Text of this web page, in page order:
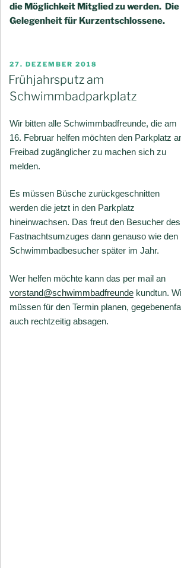
die Möglichkeit Mitglied zu werden. Die
Gelegenheit für Kurzentschlossene.
VERÖFFENTLICHT
AM
27. DEZEMBER 2018
Frühjahrsputz am
Schwimmbadparkplatz
Wir bitten alle Schwimmbadfreunde, die am
16. Februar helfen möchten den Parkplatz
Freibad zugänglicher zu machen sich zu
melden.
Es müssen Büsche zurückgeschnitten
werden die jetzt in den Parkplatz
hineinwachsen. Das freut den Besucher des
Fastnachtsumzuges dann genauso wie den
Schwimmbadbesucher später im Jahr.
Wer helfen möchte kann das per mail an
vorstand@schwimmbadfreunde kundtun.
müssen für den Termin planen,
auch rechtzeitig absagen.